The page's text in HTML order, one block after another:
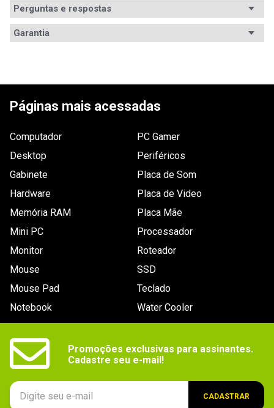
Modelo
processador
Core i7-9750H
Memória RAM 8GB DDR4
Armazenamento
Tamanho da tela 15.6pol
Resolução da
Conexões
Áudio 3.5mm P2, HDMI, RJ-45 10/100, Bluetooth,
Operacional
Segmento
Webcam HD 720p
Outras
informações
Slot de segurança Noble
Placa de som: Nahimic audio
Peso 2,34 kg
Avaliações
ESCREVER AVALIAÇÃO
Perguntas e respostas
Garantia
Páginas mais acessadas
Computador
Desktop
Gabinete
Hardware
Memória RAM
Mini PC
Monitor
Mouse
Mouse Pad
Notebook
PC Gamer
Periféricos
Placa de Som
Placa de Video
Placa Mãe
Processador
Roteador
SSD
Teclado
Water Cooler
Promoções exclusivas para assinantes.
Cadastre seu e-mail!
CADASTRAR